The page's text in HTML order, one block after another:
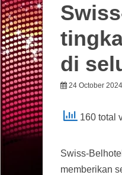
di
24 October 2024
160 total
Swiss-
memberikan